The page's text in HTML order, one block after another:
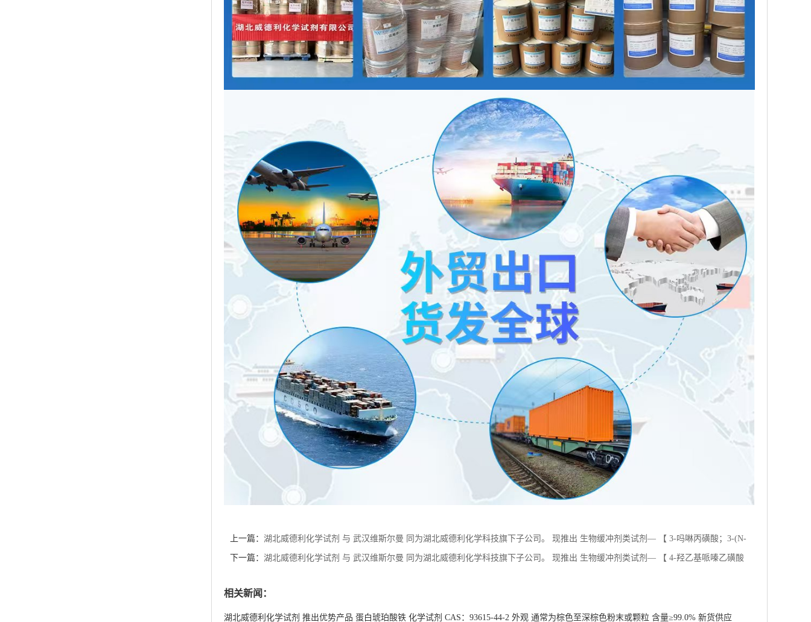
上一篇： 湖北威德利化学试剂 与 武汉维斯尔曼 同为湖北威德利化学科技旗下子公司。 现推出 生物缓冲剂类试剂— 【 3-吗啉丙磺酸；3-(N-
吗啡啉)丙磺酸 (MOPS)—1132-61-2 】 优惠促销 现货供应 价格优惠 质量保障
下一篇： 湖北威德利化学试剂 与 武汉维斯尔曼 同为湖北威德利化学科技旗下子公司。 现推出 生物缓冲剂类试剂— 【 4-羟乙基哌嗪乙磺酸
（HEPES）—7365-45-9】 优惠促销 现货供应 价格优惠 质量保障
相关新闻：
货供应
湖北威德利化学试剂 推出优势产品 洛沙坦 化学试剂 CAS：114798-26-4 外观 类白色至淡黄色粉末粉末 含量≥98.0% 新货供应
湖北威德利化学试剂 推出优势产品 推出优势产品 N-叔丁氧羰基-N'-甲苯磺酰基-L-精氨酸化学试剂 CAS：13836-37-8 外观 白色至类白色粉末 纯
度98% 新货供应